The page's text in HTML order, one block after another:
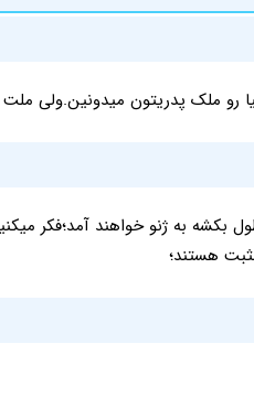
رو ملک پدریتون میدونین.ولی
بکشه به ژنو خواهند آمد؛فکر
هستند؛